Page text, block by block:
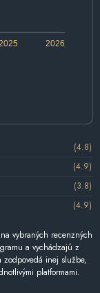
2026
(4.8)
(4.9)
(3.8)
(4.9)
vybraných recenzných
a vychádzajú z
zodpovedá inej službe,
platformami.